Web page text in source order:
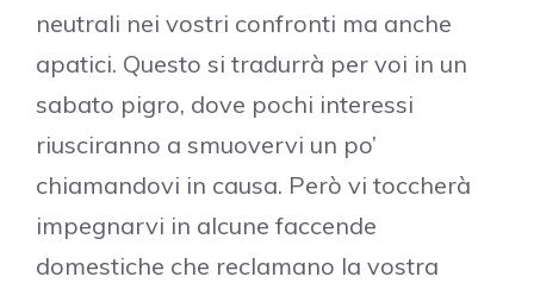
neutrali nei vostri confronti ma anche
apatici. Questo si tradurrà per voi in un
sabato pigro, dove pochi interessi
riusciranno a smuovervi un po’
chiamandovi in causa. Però vi toccherà
impegnarvi in alcune faccende
domestiche che reclamano la vostra